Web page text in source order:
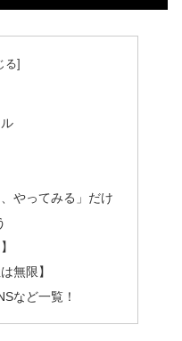
やってみる」だけ
無限】
など一覧！